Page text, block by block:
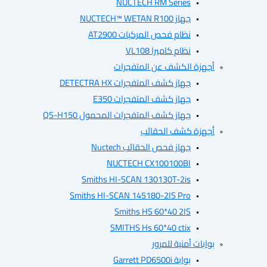
نظام فحص المركبات AT2900
نظام كاميرا VL108
أجهزة الكشف عن المتفجرات
جهاز كشف المتفجرات DETECTRA HX
جهاز كشف المتفجرات E350
جهاز كشف المتفجرات المحمول QS-H150
أجهزة كشف الحقائب
جهاز فحص الحقائب Nuctech
NUCTECH CX100100BI
Smiths HI-SCAN 130130T-2is
Smiths HI-SCAN 145180-2IS Pro
Smiths HS 60*40 2IS
SMITHS Hs 60*40 ctix
بوابات أمنية للمرور